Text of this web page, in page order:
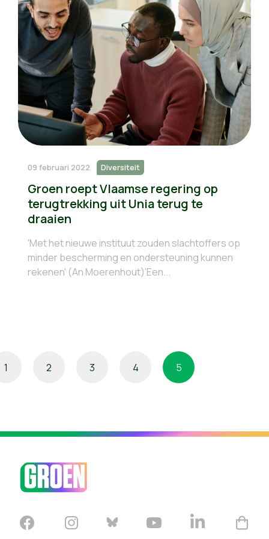
09 februari 2022 Diversiteit
Groen roept Vlaamse regering op
terugtrekking uit Unia terug te
draaien
'Met het nieuwe instituut zouden slachtoffers op
minder bescherming en ondersteuning kunnen
rekenen' (An Moerenhout)'Een...
1 2 3 4 5